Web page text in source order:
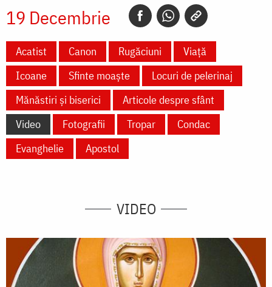
19 Decembrie
Acatist Canon Rugăciuni
Viață
Icoane
Sfinte moaște
Locuri de pelerinaj
Mănăstiri și biserici
Articole despre sfânt
Video
Fotografii Tropar
Condac
Evanghelie
Apostol
VIDEO